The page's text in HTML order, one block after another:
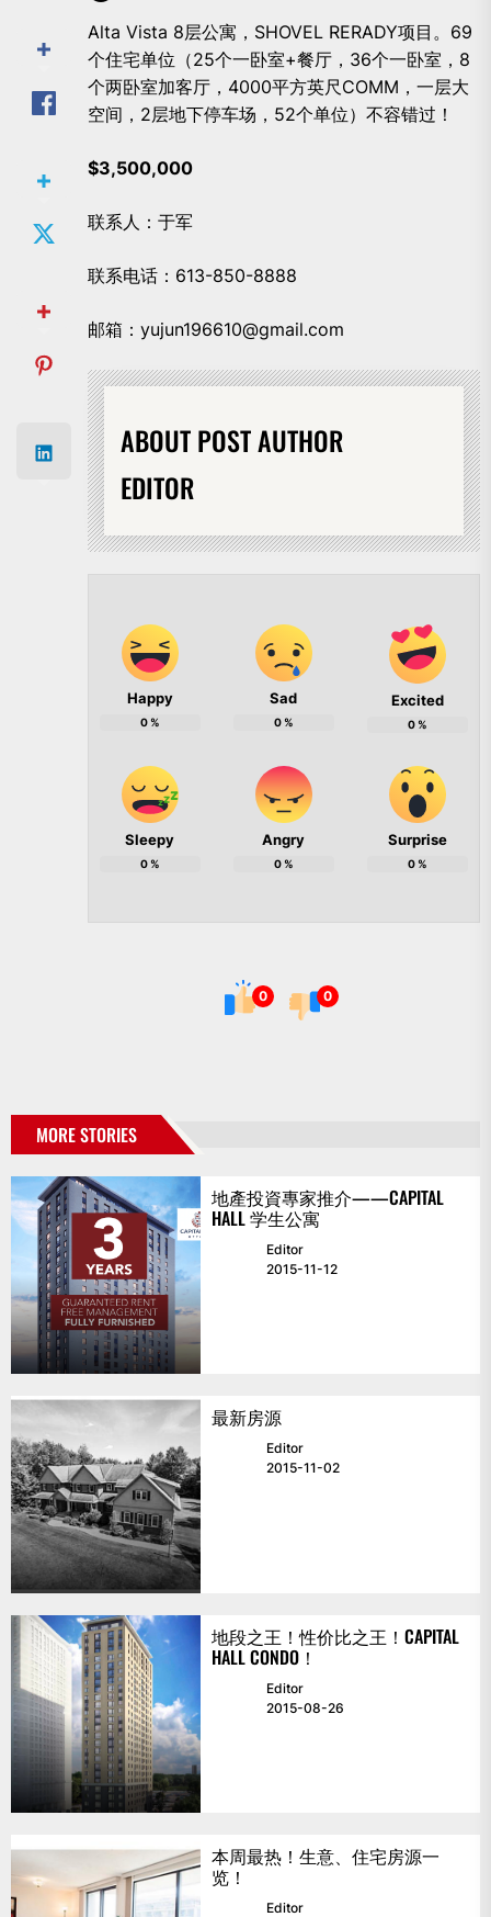
Alta Vista 8层公寓，SHOVEL RERADY项目。69
个住宅单位（25个一卧室+餐厅，36个一卧室，8
个两卧室加客厅，4000平方英尺COMM，一层大
空间，2层地下停车场，52个单位）不容错过！
$3,500,000
联系人：于军
联系电话：613-850-8888
邮箱：yujun196610@gmail.com
ABOUT POST AUTHOR
EDITOR
Happy
0%
Sad
0%
Excited
0%
Sleepy
0%
Angry
0%
Surprise
0%
0 0
MORE STORIES
地產投資專家推介——CAPITAL
HALL 学生公寓
Editor
2015-11-12
最新房源
Editor
2015-11-02
地段之王！性价比之王！CAPITAL
HALL CONDO！
Editor
2015-08-26
本周最热！生意、住宅房源一
览！
Editor